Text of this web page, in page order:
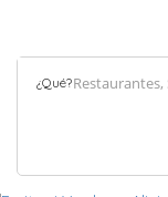
¿Qué?